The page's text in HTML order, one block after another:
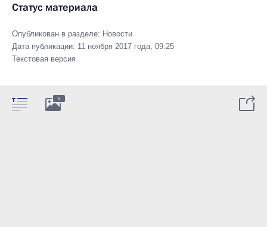
Статус материала
Опубликован в разделе: Новости
Дата публикации: 11 ноября 2017 года, 09:25
Текстовая версия
6